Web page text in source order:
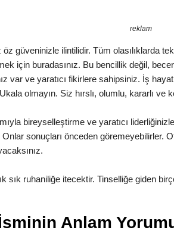
reklam
güveninizle ilintilidir. Tüm olasılıklarda
için buradasınız. Bu bencillik değil,
var ve yaratıcı fikirlere sahipsiniz. İş
olmayın. Siz hırslı, olumlu, kararlı
bireyselleştirme ve yaratıcı
Onlar sonuçları önceden göremeyebilirler.
sık ruhaniliğe itecektir. Tinselliğe giden
Anlam